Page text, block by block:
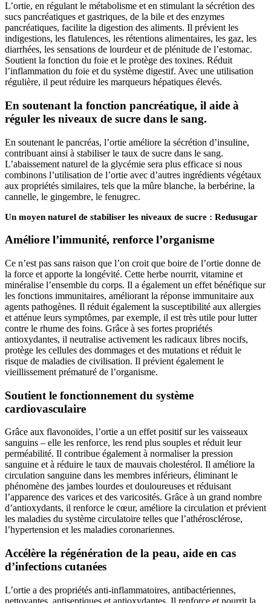
L’ortie, en régulant le métabolisme et en stimulant la sécrétion des
sucs pancréatiques et gastriques, de la bile et des enzymes
pancréatiques, facilite la digestion des aliments. Il prévient les
indigestions, les flatulences, les rétentions alimentaires, les gaz, les
diarrhées, les sensations de lourdeur et de plénitude de l’estomac.
Soutient la fonction du foie et le protège des toxines. Réduit
l’inflammation du foie et du système digestif. Avec une utilisation
régulière, il peut réduire les marqueurs hépatiques élevés.
En soutenant la fonction pancréatique, il aide à
réguler les niveaux de sucre dans le sang.
En soutenant le pancréas, l’ortie améliore la sécrétion d’insuline,
contribuant ainsi à stabiliser le taux de sucre dans le sang.
L’abaissement naturel de la glycémie sera plus efficace si nous
combinons l’utilisation de l’ortie avec d’autres ingrédients végétaux
aux propriétés similaires, tels que la mûre blanche, la berbérine, la
cannelle, le gingembre, le fenugrec.
Un moyen naturel de stabiliser les niveaux de sucre : Redusugar
Améliore l’immunité, renforce l’organisme
Ce n’est pas sans raison que l’on croit que boire de l’ortie donne de
la force et apporte la longévité. Cette herbe nourrit, vitamine et
minéralise l’ensemble du corps. Il a également un effet bénéfique sur
les fonctions immunitaires, améliorant la réponse immunitaire aux
agents pathogènes. Il réduit également la susceptibilité aux allergies
et atténue leurs symptômes, par exemple, il est très utile pour lutter
contre le rhume des foins. Grâce à ses fortes propriétés
antioxydantes, il neutralise activement les radicaux libres nocifs,
protège les cellules des dommages et des mutations et réduit le
risque de maladies de civilisation. Il prévient également le
vieillissement prématuré de l’organisme.
Soutient le fonctionnement du système
cardiovasculaire
Grâce aux flavonoïdes, l’ortie a un effet positif sur les vaisseaux
sanguins – elle les renforce, les rend plus souples et réduit leur
perméabilité. Il contribue également à normaliser la pression
sanguine et à réduire le taux de mauvais cholestérol. Il améliore la
circulation sanguine dans les membres inférieurs, éliminant le
phénomène des jambes lourdes et douloureuses et réduisant
l’apparence des varices et des varicosités. Grâce à un grand nombre
d’antioxydants, il renforce le cœur, améliore la circulation et prévient
les maladies du système circulatoire telles que l’athérosclérose,
l’hypertension et les maladies coronariennes.
Accélère la régénération de la peau, aide en cas
d’infections cutanées
L’ortie a des propriétés anti-inflammatoires, antibactériennes,
nettoyantes, antiseptiques et antioxydantes. Il renforce et nourrit la